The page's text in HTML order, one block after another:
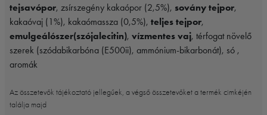
tejsavópor, zsírszegény kakaópor (2,5%), sovány tejpor,
kakaóvaj (1%), kakaómassza (0,5%), teljes tejpor,
emulgeálószer(szójalecitin), vízmentes vaj, térfogat növelő
szerek (szódabikarbóna (E500ii), ammónium-bikarbonát), só ,
aromák
Az összetevők tájékoztató jellegűek, a végső összetevőket a termék cimkéjén
találja majd